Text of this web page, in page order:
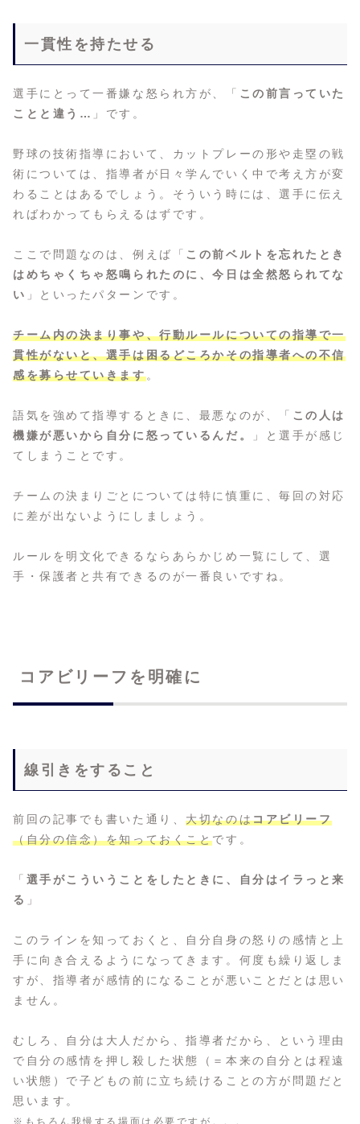
一貫性を持たせる
選手にとって一番嫌な怒られ方が、「 この前言っていた
ことと違う… 」です。
野球の技術指導において、カットプレーの形や走塁の戦
術については、指導者が日々学んでいく中で考え方が変
わることはあるでしょう。そういう時には、選手に伝え
ればわかってもらえるはずです。
ここで問題なのは、例えば「 この前ベルトを忘れたとき
はめちゃくちゃ怒鳴られたのに、今日は全然怒られてな
い 」といったパターンです。
チーム内の決まり事や、行動ルールについての指導で一
貫性がないと、選手は困るどころかその指導者への不信
感を募らせていきます。
語気を強めて指導するときに、最悪なのが、「 この人は
機嫌が悪いから自分に怒っているんだ。
」と選手が感じ
てしまうことです。
チームの決まりごとについては特に慎重に、毎回の対応
に差が出ないようにしましょう。
ルールを明文化できるならあらかじめ一覧にして、選
手・保護者と共有できるのが一番良いですね。
コアビリーフを明確に
線引きをすること
前回の記事でも書いた通り、大切なのはコアビリーフ
（自分の信念）を知っておくことです。
「 選手がこういうことをしたときに、自分はイラっと来
る 」
このラインを知っておくと、自分自身の怒りの感情と上
手に向き合えるようになってきます。何度も繰り返しま
すが、指導者が感情的になることが悪いことだとは思い
ません。
むしろ、自分は大人だから、指導者だから、という理由
で自分の感情を押し殺した状態（＝本来の自分とは程遠
い状態）で子どもの前に立ち続けることの方が問題だと
思います。
※もちろん我慢する場面は必要ですが。。。